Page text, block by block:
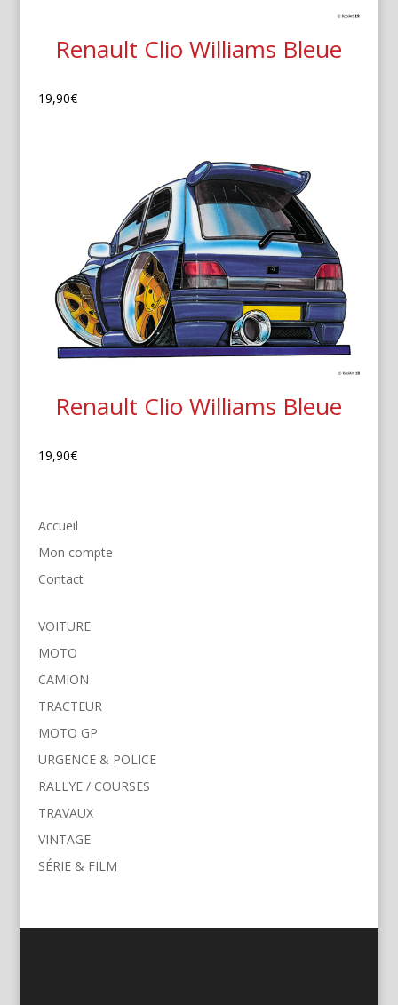
Renault Clio Williams Bleue
19,90€
Renault Clio Williams Bleue
19,90€
Accueil
Mon compte
Contact
VOITURE
MOTO
CAMION
TRACTEUR
MOTO GP
URGENCE & POLICE
RALLYE / COURSES
TRAVAUX
VINTAGE
SÉRIE & FILM